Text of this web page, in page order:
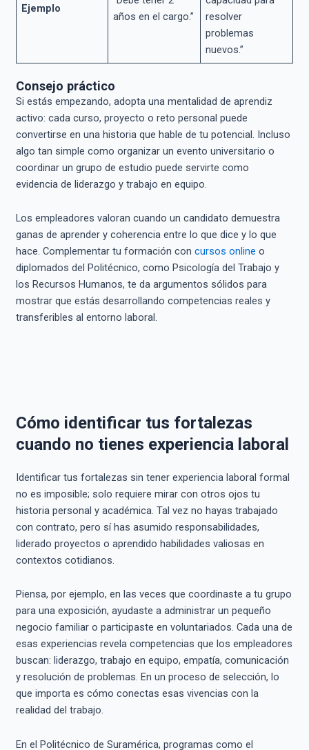
Ejemplo
años en el cargo.”
resolver
problemas
nuevos.”
Consejo práctico
Si estás empezando, adopta una mentalidad de aprendiz
activo: cada curso, proyecto o reto personal puede
convertirse en una historia que hable de tu potencial. Incluso
algo tan simple como organizar un evento universitario o
coordinar un grupo de estudio puede servirte como
evidencia de liderazgo y trabajo en equipo.
Los empleadores valoran cuando un candidato demuestra
ganas de aprender y coherencia entre lo que dice y lo que
hace. Complementar tu formación con cursos online o
diplomados del Politécnico, como Psicología del Trabajo y
los Recursos Humanos, te da argumentos sólidos para
mostrar que estás desarrollando competencias reales y
transferibles al entorno laboral.
Cómo identificar tus fortalezas
cuando no tienes experiencia laboral
Identificar tus fortalezas sin tener experiencia laboral formal
no es imposible; solo requiere mirar con otros ojos tu
historia personal y académica. Tal vez no hayas trabajado
con contrato, pero sí has asumido responsabilidades,
liderado proyectos o aprendido habilidades valiosas en
contextos cotidianos.
Piensa, por ejemplo, en las veces que coordinaste a tu grupo
para una exposición, ayudaste a administrar un pequeño
negocio familiar o participaste en voluntariados. Cada una de
esas experiencias revela competencias que los empleadores
buscan: liderazgo, trabajo en equipo, empatía, comunicación
y resolución de problemas. En un proceso de selección, lo
que importa es cómo conectas esas vivencias con la
realidad del trabajo.
En el Politécnico de Suramérica, programas como el